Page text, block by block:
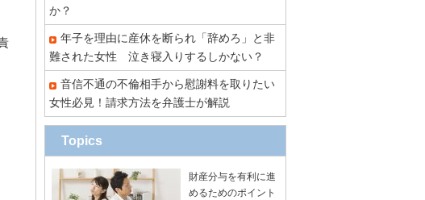
か？
年子を理由に産休を断られ「辞めろ」と非
難された女性 泣き寝入りするしかない？
音信不通の不倫相手から慰謝料を取りたい
女性必見！請求方法を弁護士が解説
Topics
財産分与を有利に進
めるためのポイント